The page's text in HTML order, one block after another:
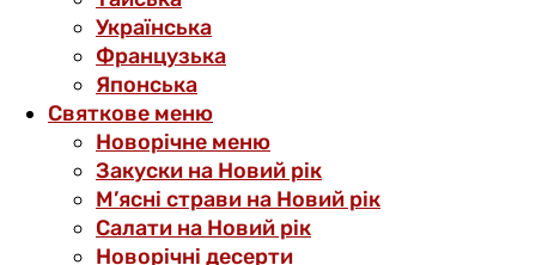
Українська
Французька
Японська
Святкове меню
Новорічне меню
Закуски на Новий рік
М’ясні страви на Новий рік
Салати на Новий рік
Новорічні десерти